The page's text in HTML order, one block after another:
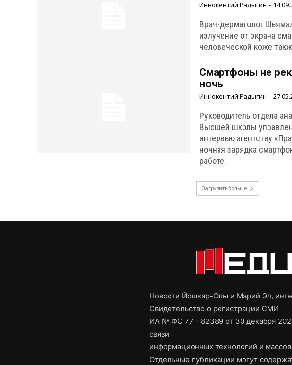
Иннокентий Радыгин -
Врач-дерматолог
излучение от экрана
человеческой коже
Смартфоны не
ночь
Иннокентий Радыгин -
Руководитель отдела
Высшей школы
интервью агентству
ночная зарядка
работе.
Загрузить больше
Новости Йошкар-Олы и Марий Эл,
Свидетельство о регистрации СМИ
ИА № ФС 77 - 82389 от 30 декабря
связи,
информационных технологий и
Отдельные публикации могут